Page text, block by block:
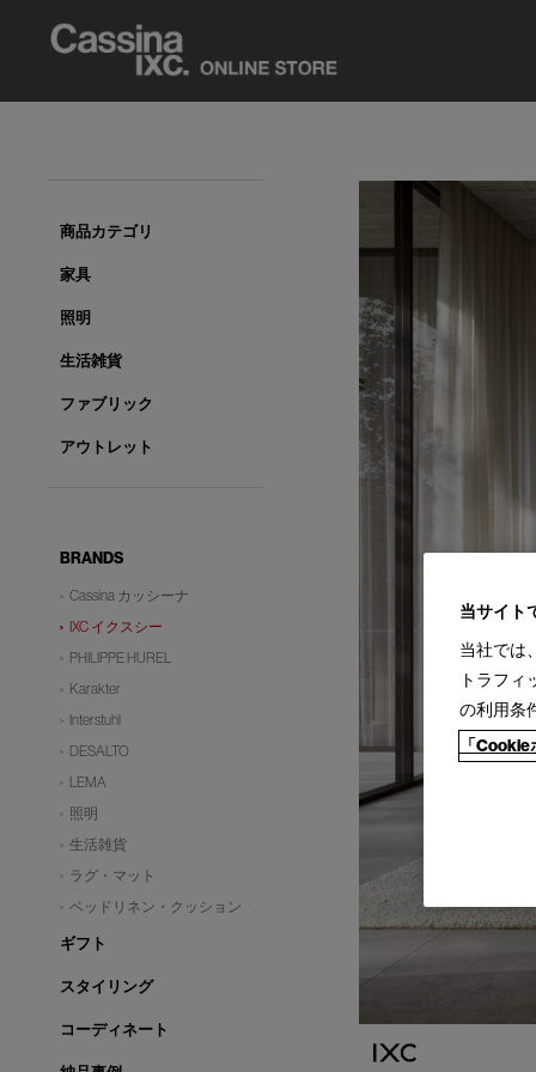
商品カテゴリ
家具
照明
生活雑貨
ファブリック
アウトレット
BRANDS
Cassina カッシーナ
IXC イクスシー
PHILIPPE HUREL
Karakter
Interstuhl
DESALTO
LEMA
照明
生活雑貨
ラグ・マット
ベッドリネン・クッション
ギフト
スタイリング
コーディネート
当サイト
当社では
トラフィ
の利用条
「